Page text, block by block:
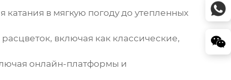
в мягкую погоду до утепленных
включая как классические,
онлайн-платформы и